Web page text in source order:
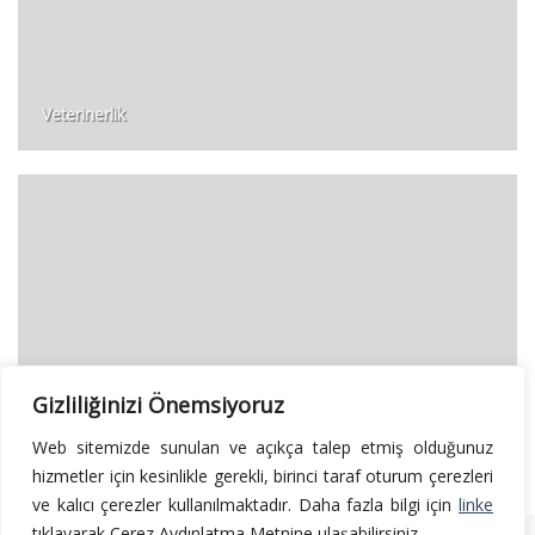
Gizliliğinizi Önemsiyoruz
Web sitemizde sunulan ve açıkça talep etmiş olduğunuz
hizmetler için kesinlikle gerekli, birinci taraf oturum çerezleri
ve kalıcı çerezler kullanılmaktadır. Daha fazla bilgi için linke
Veterinerlik
Nöroloji